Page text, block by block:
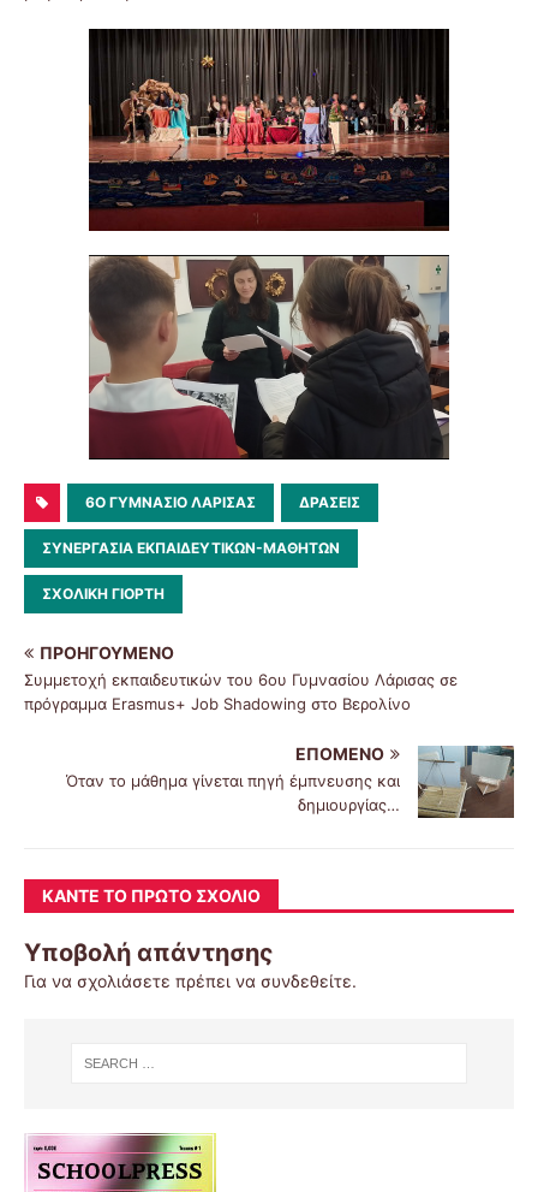
6O ΓΥΜΝΆΣΙΟ ΛΆΡΙΣΑΣ ΔΡΆΣΕΙΣ
ΣΥΝΕΡΓΑΣΊΑ ΕΚΠΑΙΔΕΥΤΙΚΏΝ-ΜΑΘΗΤΏΝ
ΣΧΟΛΙΚΗ ΓΙΟΡΤΗ
ΠΡΟΗΓΟΎΜΕΝΟ
Συμμετοχή εκπαιδευτικών του 6ου Γυμνασίου Λάρισας σε
πρόγραμμα Erasmus+ Job Shadowing στο Βερολίνο
ΕΠΌΜΕΝΟ
Όταν το μάθημα γίνεται πηγή έμπνευσης και
δημιουργίας…
ΚΆΝΤΕ ΤΟ ΠΡΏΤΟ ΣΧΌΛΙΟ
Υποβολή απάντησης
Για να σχολιάσετε πρέπει να συνδεθείτε.